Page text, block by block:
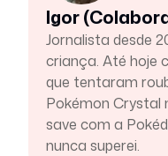
Igor
Jornalista desde
criança. Até hoje
que tentaram
Pokémon Crystal
save com a
nunca superei.